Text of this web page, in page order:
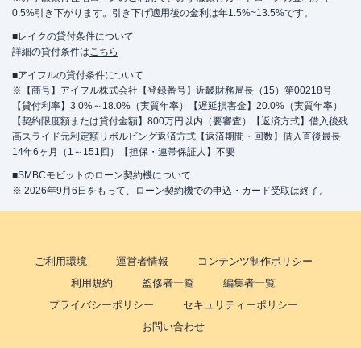
0.5%引き下がります。引き下げ適用後の金利は年1.5%~13.5%です。
■レイクの貸付条件について
詳細の貸付条件はこちら
■アイフルの貸付条件について
※【商号】アイフル株式会社【登録番号】近畿財務局長（15）第00218号
【貸付利率】3.0%～18.0%（実質年率）【遅延損害金】20.0%（実質年率）
【契約限度額または貸付金額】800万円以内（要審査）【返済方式】借入後残
高スライド元利定額リボルビング返済方式【返済期間・回数】借入直後最長
14年6ヶ月（1～151回）【担保・連帯保証人】不要
■SMBCモビットのローン契約機について
※ 2026年9月6日をもって、ローン契約機での申込・カード受取は終了。
ご利用環境 運営者情報
コンテンツ制作ポリシー
利用規約
監修者一覧
編集者一覧
プライバシーポリシー
セキュリティーポリシー
お問い合わせ